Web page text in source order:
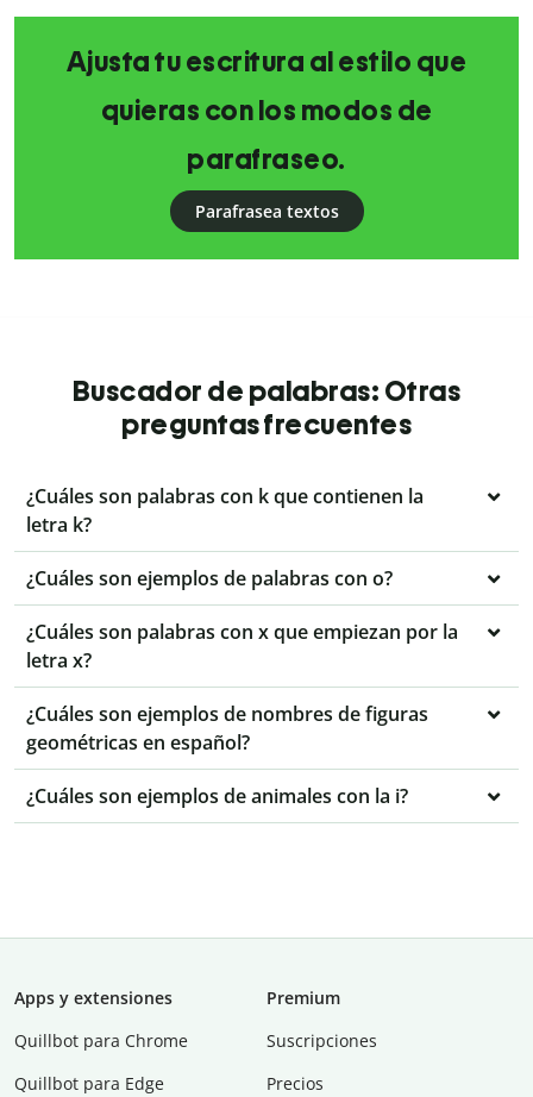
Ajusta tu escritura al estilo que
quieras con los modos de
parafraseo.
Parafrasea textos
Buscador de palabras: Otras
preguntas frecuentes
¿Cuáles son palabras con k que contienen la
letra k?
¿Cuáles son ejemplos de palabras con o?
¿Cuáles son palabras con x que empiezan por la
letra x?
¿Cuáles son ejemplos de nombres de figuras
geométricas en español?
¿Cuáles son ejemplos de animales con la i?
Apps y extensiones
Quillbot para Chrome
Quillbot para Edge
Premium
Suscripciones
Precios